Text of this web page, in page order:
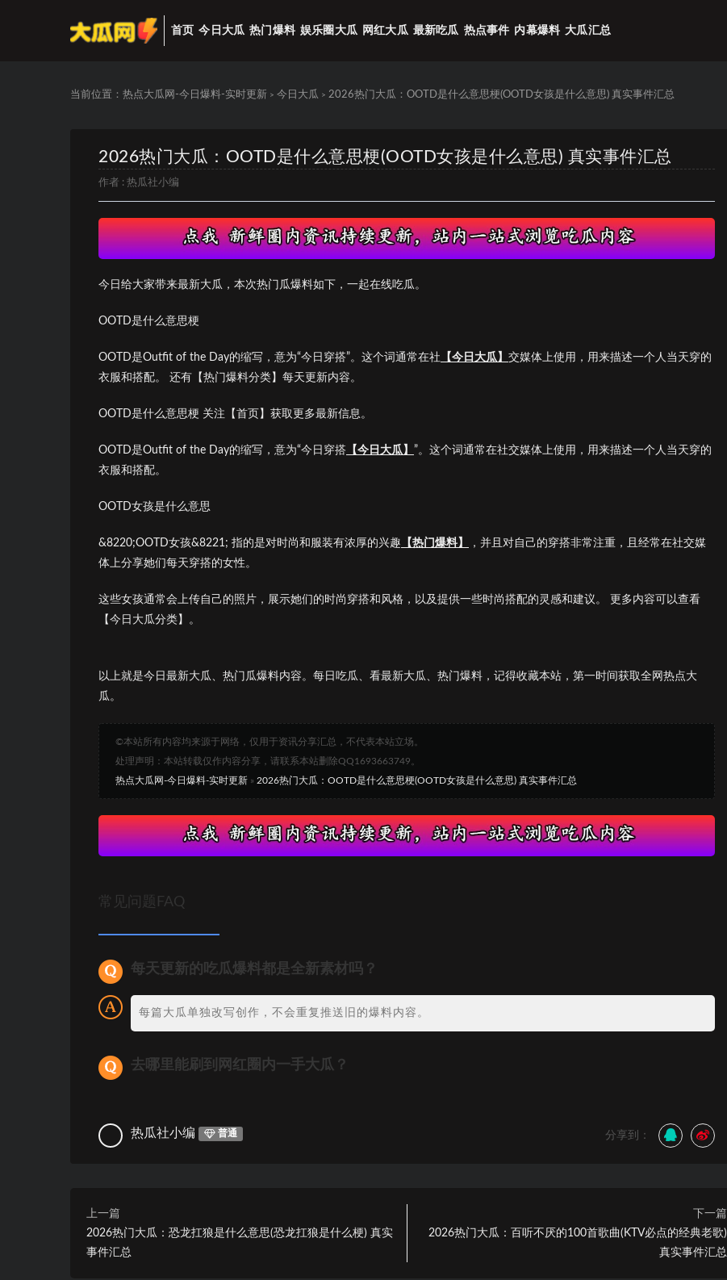
首页 今日大瓜 热门爆料 娱乐圈大瓜 网红大瓜 最新吃瓜 热点事件 内幕爆料 大瓜汇总
当前位置： 热点大瓜网-今日爆料-实时更新 > 今日大瓜 > 2026热门大瓜：OOTD是什么意思梗(OOTD女孩是什么意思) 真实事件汇总
2026热门大瓜：OOTD是什么意思梗(OOTD女孩是什么意思) 真实事件汇总
作者 : 热瓜社小编
今日给大家带来最新大瓜，本次热门瓜爆料如下，一起在线吃瓜。
OOTD是什么意思梗
OOTD是Outfit of the Day的缩写，意为“今日穿搭”。这个词通常在社 【今日大瓜】 交媒体上使用，用来描述一个人当天穿的
衣服和搭配。 还有【热门爆料分类】每天更新内容。
OOTD是什么意思梗 关注【首页】获取更多最新信息。
OOTD是Outfit of the Day的缩写，意为“今日穿搭 【今日大瓜】 ”。这个词通常在社交媒体上使用，用来描述一个人当天穿的
衣服和搭配。
OOTD女孩是什么意思
&8220;OOTD女孩&8221; 指的是对时尚和服装有浓厚的兴趣 【热门爆料】
，并且对自己的穿搭非常注重，且经常在社交媒
体上分享她们每天穿搭的女性。
这些女孩通常会上传自己的照片，展示她们的时尚穿搭和风格，以及提供一些时尚搭配的灵感和建议。 更多内容可以查看
【今日大瓜分类】。
以上就是今日最新大瓜、热门瓜爆料内容。每日吃瓜、看最新大瓜、热门爆料，记得收藏本站，第一时间获取全网热点大
瓜。
©本站所有内容均来源于网络，仅用于资讯分享汇总，不代表本站立场。
处理声明：本站转载仅作内容分享，请联系本站删除QQ1693663749。
热点大瓜网-今日爆料-实时更新 » 2026热门大瓜：OOTD是什么意思梗(OOTD女孩是什么意思) 真实事件汇总
常见问题FAQ
每天更新的吃瓜爆料都是全新素材吗？
每篇大瓜单独改写创作，不会重复推送旧的爆料内容。
去哪里能刷到网红圈内一手大瓜？
热瓜社小编 普通 分享到：
上一篇
2026热门大瓜：恐龙扛狼是什么意思(恐龙扛狼是什么梗) 真实
事件汇总
下一篇
2026热门大瓜：百听不厌的100首歌曲(KTV必点的经典老歌)
真实事件汇总